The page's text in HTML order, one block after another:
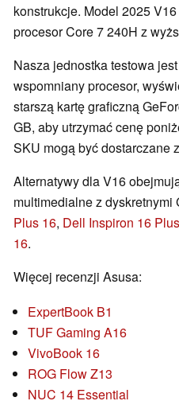
konstrukcje. Model 2025
procesor Core 7 240H z
Nasza jednostka testowa
wspomniany procesor,
starszą kartę graficzną
GB, aby utrzymać cenę
SKU mogą być dostarczane
Alternatywy dla V16
multimedialne z dyskretnymi
Plus 16, Dell Inspiron 16 Plus
16.
Więcej recenzji Asusa:
ExpertBook B1
TUF Gaming A16
VivoBook 16
ROG Flow Z13
NUC 14 Essential